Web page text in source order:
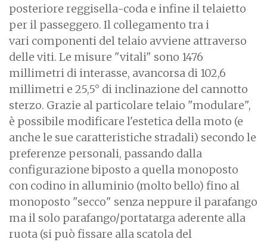
posteriore reggisella-coda e infine il telaietto
per il passeggero. Il collegamento tra i
vari componenti del telaio avviene attraverso
delle viti. Le misure "vitali" sono 1476
millimetri di interasse, avancorsa di 102,6
millimetri e 25,5° di inclinazione del cannotto
sterzo. Grazie al particolare telaio "modulare",
è possibile modificare l'estetica della moto (e
anche le sue caratteristiche stradali) secondo le
preferenze personali, passando dalla
configurazione biposto a quella monoposto
con codino in alluminio (molto bello) fino al
monoposto "secco" senza neppure il parafango
ma il solo parafango/portatarga aderente alla
ruota (si può fissare alla scatola del